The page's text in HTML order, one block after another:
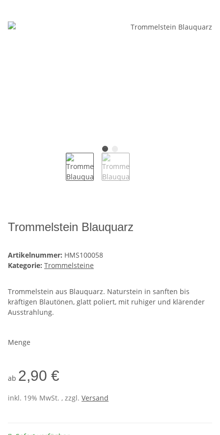
Trommelstein Blauquarz
Artikelnummer: HMS100058
Kategorie: Trommelsteine
Trommelstein aus Blauquarz. Naturstein in sanften bis
kräftigen Blautönen, glatt poliert, mit ruhiger und klärender
Ausstrahlung.
Menge
ab 2,90 €
inkl. 19% MwSt. , zzgl. Versand